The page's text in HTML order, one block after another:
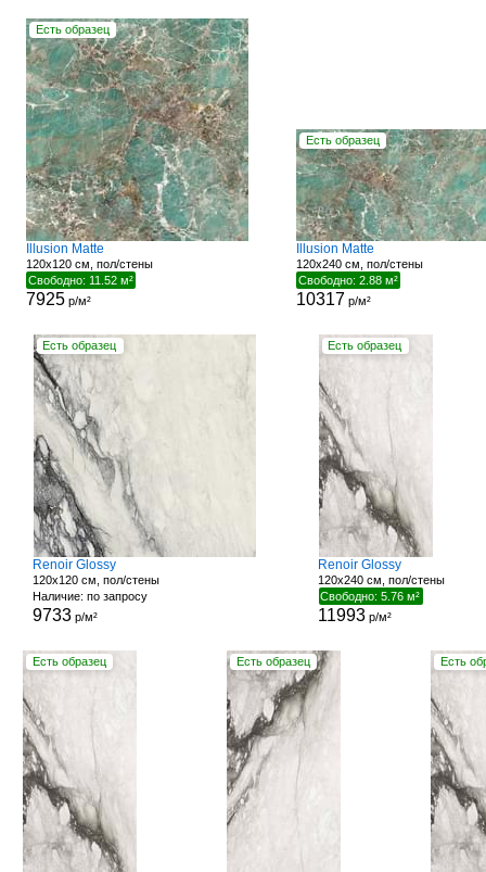
Есть образец
Illusion Matte
120x120 см, пол/стены
Свободно: 11.52 м²
7925р/м²
Есть образец
Illusion Matte
120x240 см, пол/стены
Свободно: 2.88 м²
10317 р/м²
Есть образец
Renoir Glossy
120x120 см, пол/стены
Наличие: по запросу
9733 р/м²
Есть образец
Renoir Glossy
120x240 см, пол/стены
Свободно: 5.76 м²
11993 р/м²
Есть образец Есть образец Есть